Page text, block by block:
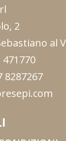
2
al
471770
8287267